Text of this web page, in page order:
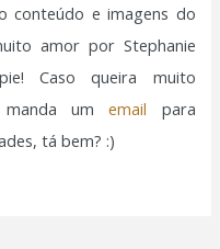
conteúdo e imagens do
amor por Stephanie
Caso queira muito
manda umemail para
tá bem? :)